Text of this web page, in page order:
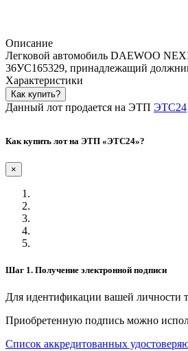
Описание
Легковой автомобиль DAEWOO
36УС165329, принадлежащий
Характеристики
Как купить?
Данный лот продается на ЭТП ЭТС24
Как купить лот на ЭТП «ЭТС24»?
×
Шаг 1. Получение электронной подписи
Для идентификации вашей личности
Приобретенную подпись можно
Список аккредитованных